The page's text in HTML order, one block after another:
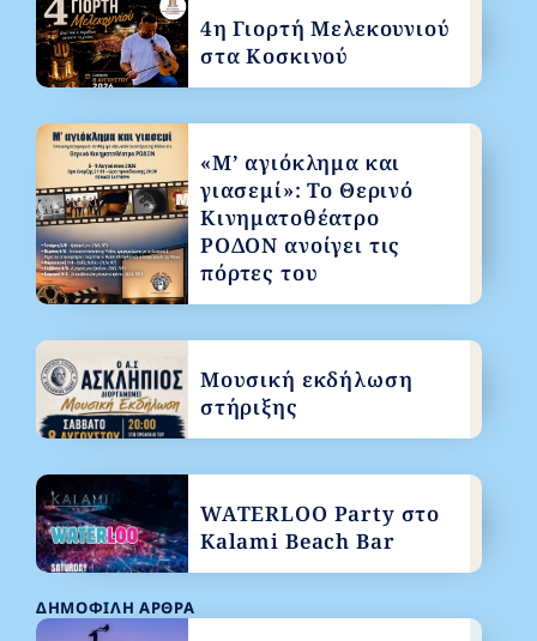
ΔΗΜΟΦΙΛΉ ΆΡΘΡΑ
4η Γιορτή Μελεκουνιού
στα Κοσκινού
«Μ’ αγιόκλημα και
γιασεμί»: Το Θερινό
Κινηματοθέατρο
ΡΟΔΟΝ ανοίγει τις
πόρτες του
Μουσική εκδήλωση
στήριξης
WATERLOO Party στο
Kalami Beach Bar